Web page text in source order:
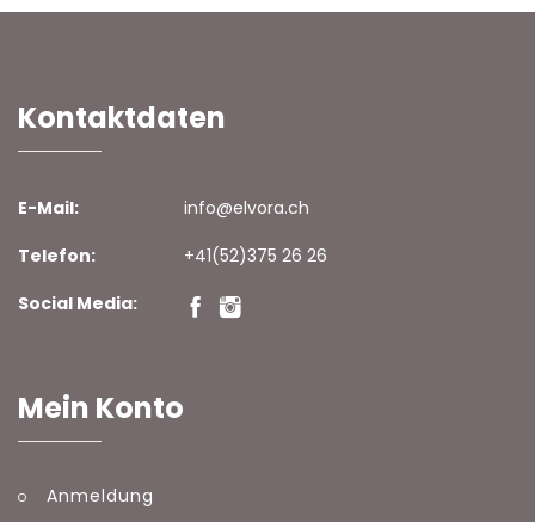
Kontaktdaten
E-Mail:
info@elvora.ch
Telefon:
+41(52)375 26 26
Social Media:
Mein Konto
Anmeldung